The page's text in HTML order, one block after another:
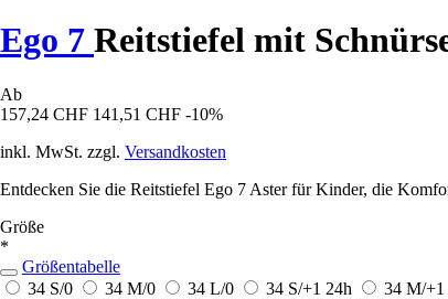
Ego 7 Reitstiefel mit
Ab
157,24 CHF 141,51 CHF -10%
inkl. MwSt. zzgl. Versandkosten
Entdecken Sie die Reitstiefel Ego 7 Aster für Kinder, die
Größe
*
Größentabelle
34 S/0
34 M/0 34 L/0 34 S/+1 24h 34 M/+1